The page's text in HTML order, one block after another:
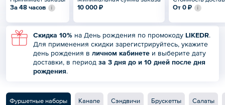
За 48 часов
10 000 ₽
От 0 ₽
Скидка 10% на День рождения по промокоду LIKEDR.
Для применения скидки зарегистрируйтесь, укажите
день рождения в личном кабинете и выберите дату
доставки, в период за 3 дня до и 10 дней после дня
рождения.
Фуршетные наборы Канапе Сэндвичи Брускетты Салаты